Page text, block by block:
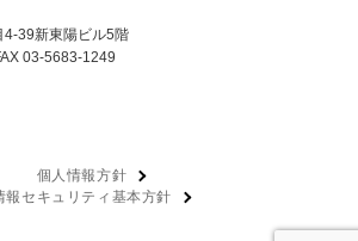
4-39新東陽ビル5階
03-5683-1249
個人情報方針
報セキュリティ基本方針